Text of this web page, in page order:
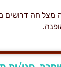
דרושים